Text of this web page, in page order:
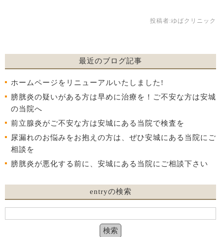
投稿者: ゆばクリニック
最近のブログ記事
ホームページをリニューアルいたしました!
膀胱炎の疑いがある方は早めに治療を！ご不安な方は安城
の当院へ
前立腺炎がご不安な方は安城にある当院で検査を
尿漏れのお悩みをお抱えの方は、ぜひ安城にある当院にご
相談を
膀胱炎が悪化する前に、安城にある当院にご相談下さい
entryの検索